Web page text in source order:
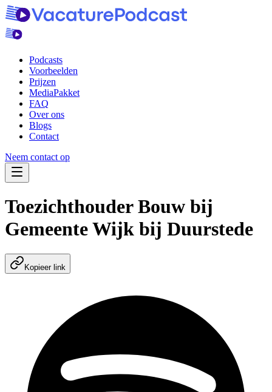
Podcasts
Voorbeelden
Prijzen
MediaPakket
FAQ
Over ons
Blogs
Contact
Neem contact op
Navigatie Menu
Toezichthouder Bouw bij
Gemeente Wijk bij Duurstede
Kopieer link